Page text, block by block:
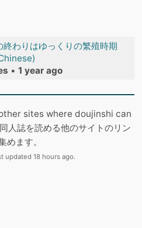
わりはゆっくりの繁殖時期
• 1 year ago
sites where doujinshi can
人誌を読める他のサイトのリン
めます。
updated 18 hours ago.